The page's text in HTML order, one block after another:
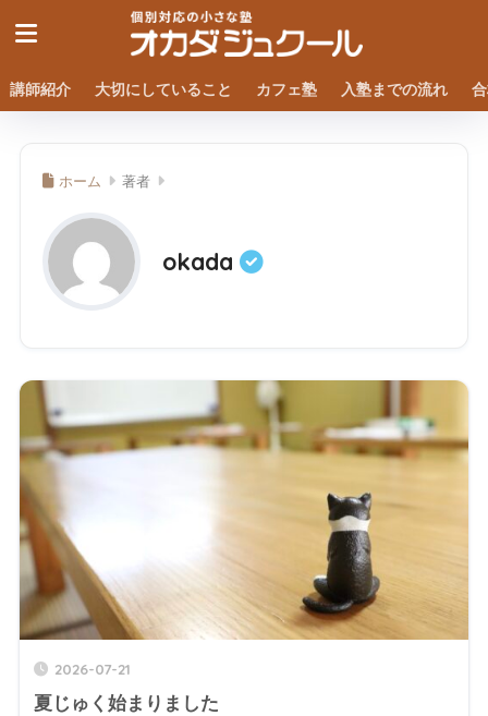
講師紹介 大切にしていること カフェ塾 入塾までの流れ
ホーム 著者
okada
2026-07-21
夏じゅく始まりました